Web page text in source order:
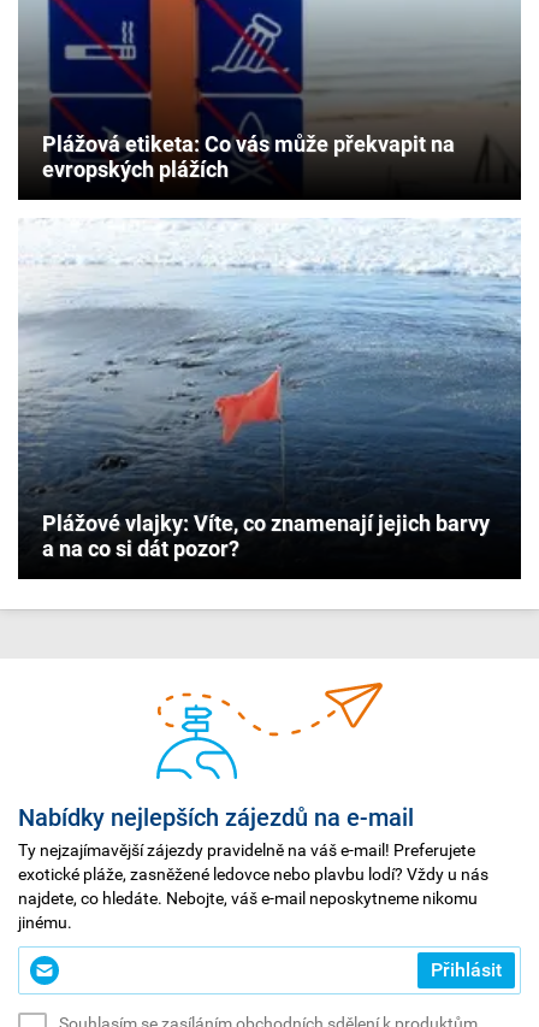
Plážová etiketa: Co vás může překvapit na
evropských plážích
Plážové vlajky: Víte, co znamenají jejich barvy
a na co si dát pozor?
Nabídky nejlepších zájezdů na e-mail
Ty nejzajímavější zájezdy pravidelně na váš e-mail! Preferujete
exotické pláže, zasněžené ledovce nebo plavbu lodí? Vždy u nás
najdete, co hledáte. Nebojte, váš e-mail neposkytneme nikomu
jinému.
Zadejte
svůj
Přihlásit
Souhlasím se zasíláním obchodních sdělení k produktům